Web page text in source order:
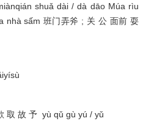
shuǎ dài / dà dāo Múa rìu
nhà sấm 班门弄斧 ; 关 公 面前 耍
取 故 予 yù qǔ gù yú / yǔ